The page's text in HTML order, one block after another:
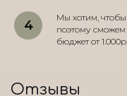
Мы хотим,
поэтому
бюджет от
Отзывы